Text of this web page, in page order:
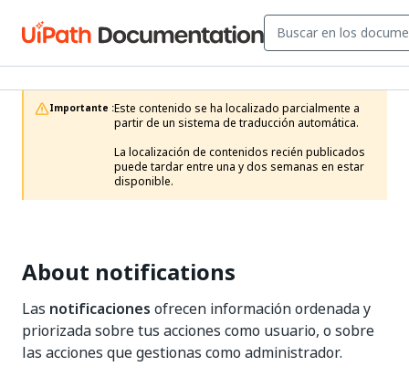
Importante :Este contenido se ha localizado parcialmente a
partir de un sistema de traducción automática.
La localización de contenidos recién publicados
puede tardar entre una y dos semanas en estar
disponible.
About notifications
Las notificaciones ofrecen información ordenada y
priorizada sobre tus acciones como usuario, o sobre
las acciones que gestionas como administrador.